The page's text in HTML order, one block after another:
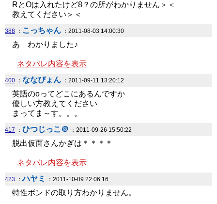
RとOは入れたけど8？の所がわかりません＞＜
教えてください＞＜
388 ： こっちゃん ：2011-08-03 14:00:30
あ わかりました♪
ネタバレ内容を表示
400 ： ななぴょん ：2011-09-11 13:20:12
英語のoってどこにあるんですか
優しい方教えてください
まってま～す。。。
417 ： ひつじっこ＠ ：2011-09-26 15:50:22
脱出仮面さんかぎは＊＊＊＊
ネタバレ内容を表示
423 ：ハヤミ ：2011-10-09 22:06:16
特性ボンドの取り方わかりません。